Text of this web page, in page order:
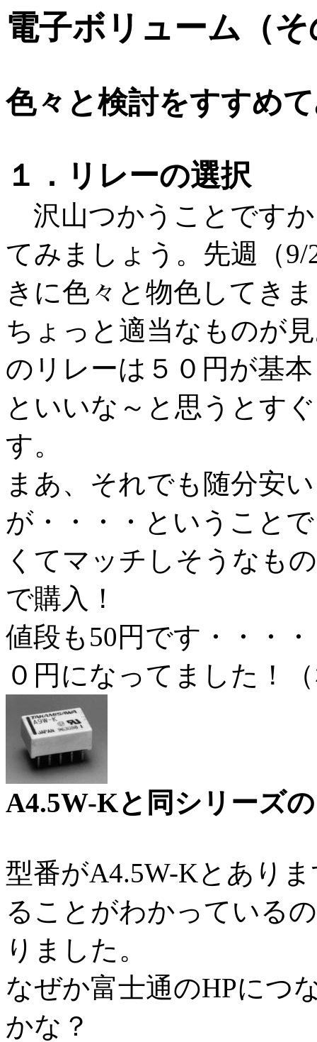
電子ボリューム（
色々と検討をすすめ
１．リレーの選択
沢山つかうことです
てみましょう。先週（
きに色々と物色してき
ちょっと適当なものが
のリレーは５０円が基
といいな～と思うとす
す。
まあ、それでも随分安
が・・・・ということ
くてマッチしそうなも
で購入！
値段も50円です・・・
０円になってました！
A4.5W-Kと同シリーズ
型番がA4.5W-Kとあり
ることがわかっている
りました。
なぜか富士通のHPにつ
かな？